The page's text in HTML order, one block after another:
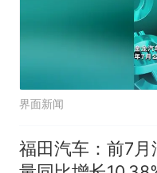
界面新闻
福田汽车：前7月